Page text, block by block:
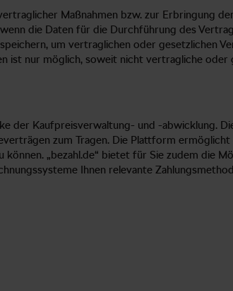
Maßnahmen bzw. zur Erbringung
die Daten für die Durchführung des
um vertraglichen oder gesetzlichen
ist nur möglich, soweit nicht vertragliche oder
der Kaufpreisverwaltung- und -abwicklung.
zum Tragen. Die Plattform
„bezahl.de“ bietet für Sie zudem die
Ihnen relevante